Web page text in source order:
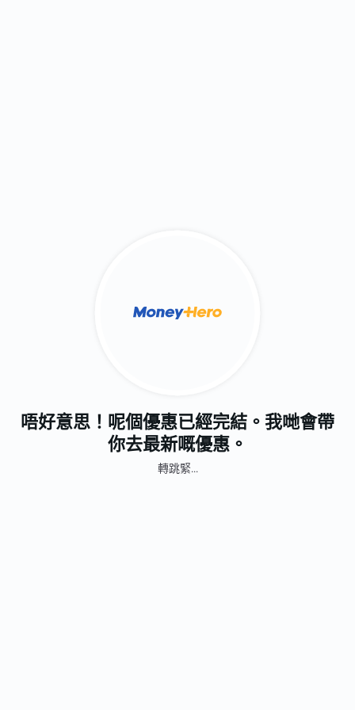
唔好意思！呢個優惠已經完結。我哋會帶
你去最新嘅優惠。
轉跳緊...